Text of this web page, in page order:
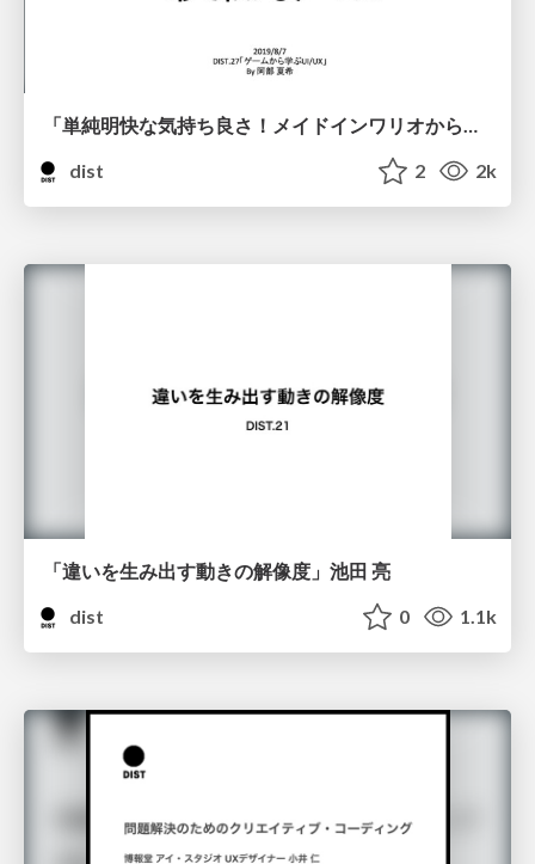
「単純明快な気持ち良さ！メイドインワリオから学ぶ1秒でわかるゲームUI」株式会社i-plug サービス開発部 UXグループプランニングチーム デザイナー 阿部 夏希
dist
2 2k
「違いを生み出す動きの解像度」池田 亮
dist
0 1.1k